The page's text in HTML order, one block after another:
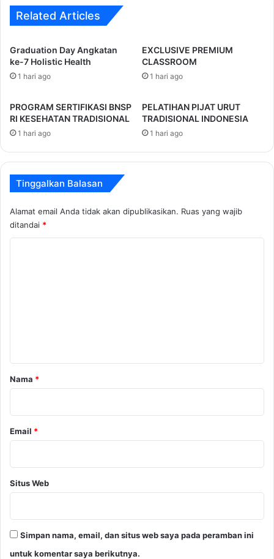
Related Articles
Graduation Day Angkatan
ke-7 Holistic Health
1 hari ago
EXCLUSIVE PREMIUM
CLASSROOM
1 hari ago
PROGRAM SERTIFIKASI BNSP
RI KESEHATAN TRADISIONAL
1 hari ago
PELATIHAN PIJAT URUT
TRADISIONAL INDONESIA
1 hari ago
Tinggalkan Balasan
Alamat email Anda tidak akan dipublikasikan. Ruas yang wajib
ditandai *
rNama *
Email *
Situs Web
Simpan nama, email, dan situs web saya pada peramban ini
untuk komentar saya berikutnya.